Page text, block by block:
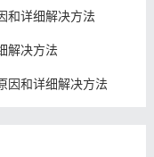
和详细解决方法
解决方法
因和详细解决方法